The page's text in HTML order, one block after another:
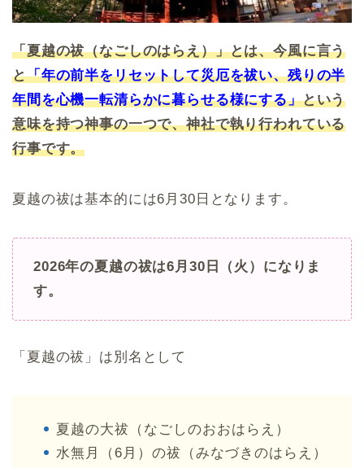
「夏越の祓（なごしのはらえ）」とは、今風に言う
と「年の前半をリセットして災厄を祓い、残りの半
年間を心機一転清らかに暮らせる様にする」という
意味を持つ神事の一つで、神社で執り行われている
行事です。
夏越の祓は基本的には6月30日となります。
2026年の夏越の祓は6月30日（火）になりま
す。
「夏越の祓」は別名として
夏越の大祓（なごしのおおはらえ）
水無月（6月）の祓（みなづきのはらえ）